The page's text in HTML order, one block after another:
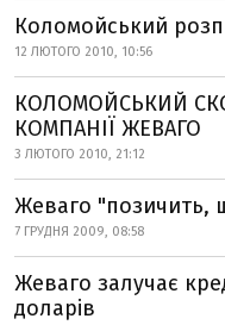
Коломойський
12 ЛЮТОГО 2010, 10:56
КОЛОМОЙСЬКИЙ
КОМПАНІЇ ЖЕВАГО
3 ЛЮТОГО 2010, 21:12
Жеваго "позичить,
7 ГРУДНЯ 2009, 08:58
Жеваго залучає
доларів